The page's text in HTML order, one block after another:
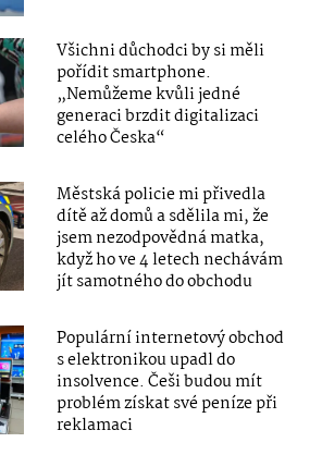
Všichni důchodci by si měli
pořídit smartphone.
„Nemůžeme kvůli jedné
generaci brzdit digitalizaci
celého Česka“
Městská policie mi přivedla
dítě až domů a sdělila mi, že
jsem nezodpovědná matka,
když ho ve 4 letech nechávám
jít samotného do obchodu
Populární internetový obchod
s elektronikou upadl do
insolvence. Češi budou mít
problém získat své peníze při
reklamaci